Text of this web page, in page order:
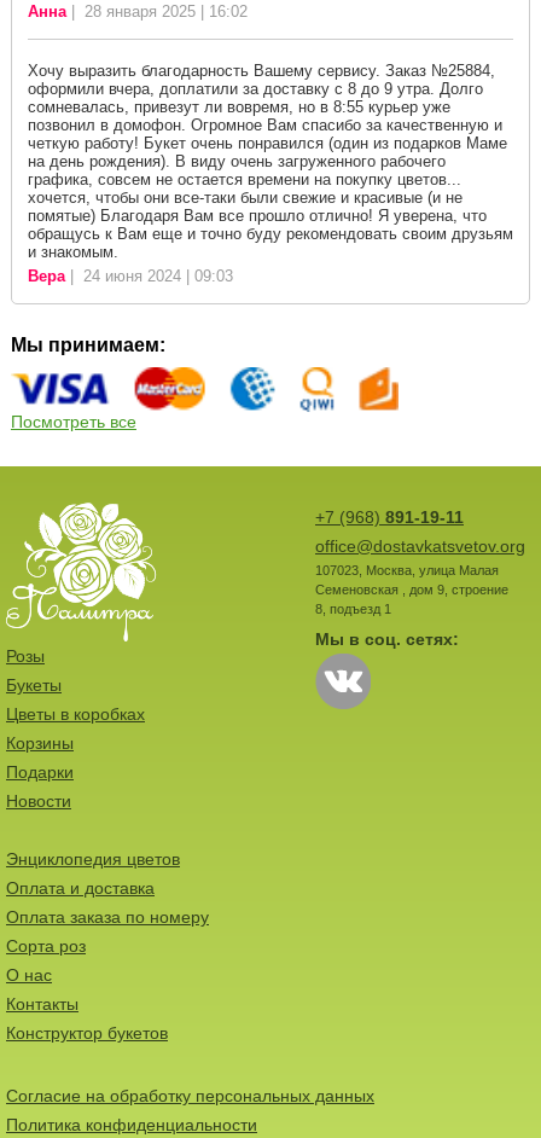
Анна| 28 января 2025 | 16:02
Хочу выразить благодарность Вашему сервису. Заказ №25884,
оформили вчера, доплатили за доставку с 8 до 9 утра. Долго
сомневалась, привезут ли вовремя, но в 8:55 курьер уже
позвонил в домофон. Огромное Вам спасибо за качественную и
четкую работу! Букет очень понравился (один из подарков Маме
на день рождения). В виду очень загруженного рабочего
графика, совсем не остается времени на покупку цветов...
хочется, чтобы они все-таки были свежие и красивые (и не
помятые) Благодаря Вам все прошло отлично! Я уверена, что
обращусь к Вам еще и точно буду рекомендовать своим друзьям
и знакомым.
Вера| 24 июня 2024 | 09:03
Мы принимаем:
Посмотреть все
+7 (968) 891-19-11
office@dostavkatsvetov.org
107023, Москва, улица Малая
Семеновская , дом 9, строение
8, подъезд 1
Мы в соц. сетях:
Розы
Букеты
Цветы в коробках
Корзины
Подарки
Новости
Энциклопедия цветов
Оплата и доставка
Оплата заказа по номеру
Сорта роз
О нас
Контакты
Конструктор букетов
Согласие на обработку персональных данных
Политика конфиденциальности